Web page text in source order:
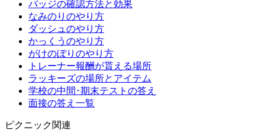
バッジの確認方法と効果
なみのりのやり方
ダッシュのやり方
かっくうのやり方
がけのぼりのやり方
トレーナー報酬が貰える場所
ラッキーズの場所とアイテム
学校の中間･期末テストの答え
面接の答え一覧
ピクニック関連